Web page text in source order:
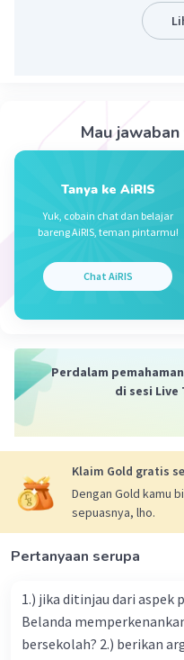
·0.0
Mau
Tanya ke AiRIS
Yuk, cobain chat dan belajar
bareng AiRIS, teman pintarmu!
Chat AiRIS
Perdalam
di sesi Live
Klaim Gold gratis
Dengan Gold kamu
sepuasnya, lho.
Pertanyaan serupa
1.) jika ditinjau dari aspek
Belanda
bersekolah? 2.) berikan